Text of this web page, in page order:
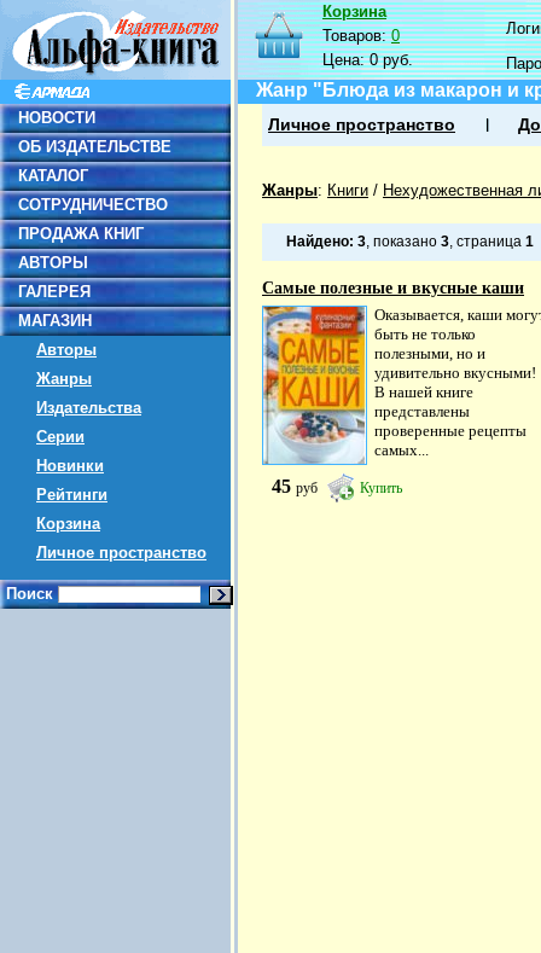
НОВОСТИ
ОБ ИЗДАТЕЛЬСТВЕ
КАТАЛОГ
СОТРУДНИЧЕСТВО
ПРОДАЖА КНИГ
АВТОРЫ
ГАЛЕРЕЯ
МАГАЗИН
Авторы
Жанры
Издательства
Серии
Новинки
Рейтинги
Корзина
Личное пространство
Поиск
Корзина
Товаров:0
Цена:0 руб.
Жанр "Блюда из макарон и
Личное пространство
Жанры: Книги / Нехудожественная
Найдено: 3, показано 3, страница 1
Самые полезные и вкусные каши
Оказывается, каши
быть не только
полезными, но и
удивительно вкусными!
В нашей книге
представлены
проверенные рецепты
самых...
45 руб Купить